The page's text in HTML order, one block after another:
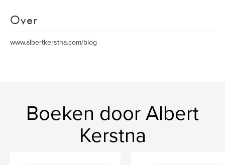
Over
www.albertkerstna.com/blog
Boeken door Albert
Kerstna